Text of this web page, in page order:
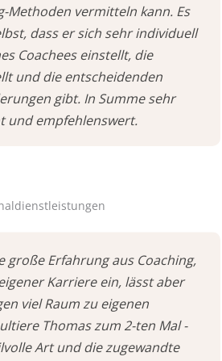
Methoden vermitteln kann. Es
dass er sich sehr individuell
Coachees einstellt, die
und die entscheidenden
gibt. In Summe sehr
und empfehlenswert.
große Erfahrung aus Coaching,
Karriere ein, lässt aber
viel Raum zu eigenen
Thomas zum 2-ten Mal -
Art und die zugewandte